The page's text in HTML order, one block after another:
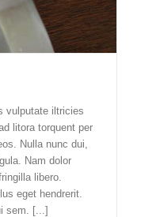
vulputate iltricies
litora torquent per
Nulla nunc dui,
Nam dolor
libero.
eget hendrerit.
sem. [...]